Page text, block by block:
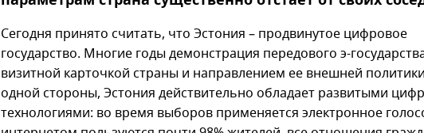
Сегодня принято считать, что Эстония – продвинутое цифровое
государство. Многие годы демонстрация передового э-
визитной карточкой страны и направлением ее внешней
одной стороны, Эстония действительно обладает развитыми
технологиями: во время выборов применяется электронное